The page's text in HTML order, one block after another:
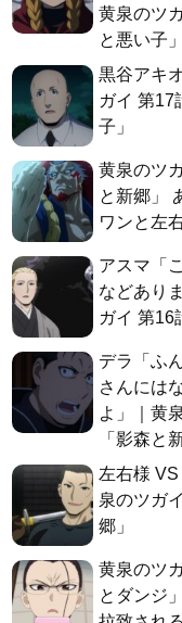
黄泉のツ
と悪い子」
黒谷アキ
ガイ 第17
子」
黄泉のツ
と新郷」
ワンと左
アスマ「
などあり
ガイ 第16
デラ「ふ
さんには
よ」｜黄
「影森と
左右様
泉のツガ
郷」
黄泉のツ
とダンジ